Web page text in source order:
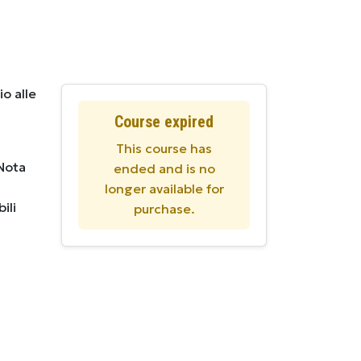
alle
Course expired
This course has
ended and is no
longer available for
purchase.